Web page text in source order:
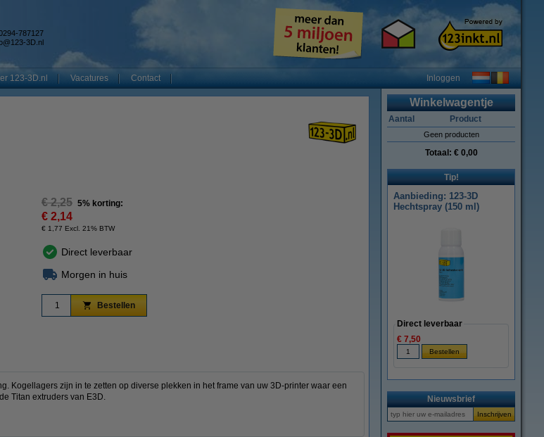
787127
3D.nl
123-3D.nl Vacatures Contact Inloggen
€ 2,25 5% korting:
€ 2,14
€ 1,77 Excl. 21% BTW
Direct leverbaar
Morgen in huis
Bestellen
Kogellagers zijn in te zetten op diverse plekken in het frame van uw 3D-printer waar een
Titan extruders van E3D.
Winkelwagentje
Aantal Product
Geen producten
Totaal: € 0,00
Tip!
Aanbieding: 123-3D
Hechtspray (150 ml)
Direct leverbaar
€ 7,50
Nieuwsbrief